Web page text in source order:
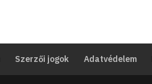
Szerzői jogok Adatvédelem